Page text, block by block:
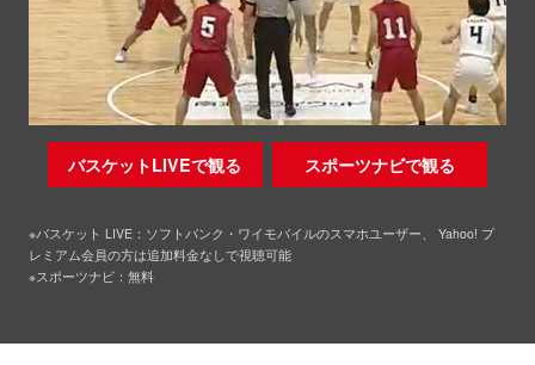
バスケットLIVEで観る スポーツナビで観る
※バスケット LIVE：ソフトバンク・ワイモバイルのスマホユーザー、 Yahoo! プ
レミアム会員の方は追加料金なしで視聴可能
※スポーツナビ：無料